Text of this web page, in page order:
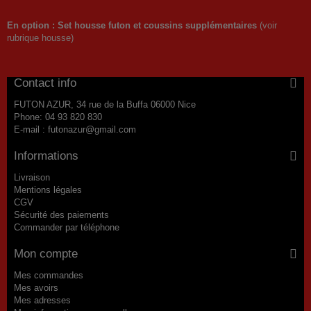
En option : Set housse futon et coussins supplémentaires (voir
rubrique housse)
Contact info
FUTON AZUR, 34 rue de la Buffa 06000 Nice
Phone: 04 93 820 830
E-mail : futonazur@gmail.com
Informations
Livraison
Mentions légales
CGV
Sécurité des paiements
Commander par téléphone
Mon compte
Mes commandes
Mes avoirs
Mes adresses